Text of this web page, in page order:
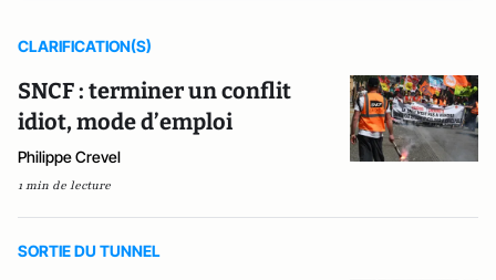
CLARIFICATION(S)
SNCF : terminer un conflit
idiot, mode d’emploi
Philippe Crevel
1 min de lecture
SORTIE DU TUNNEL